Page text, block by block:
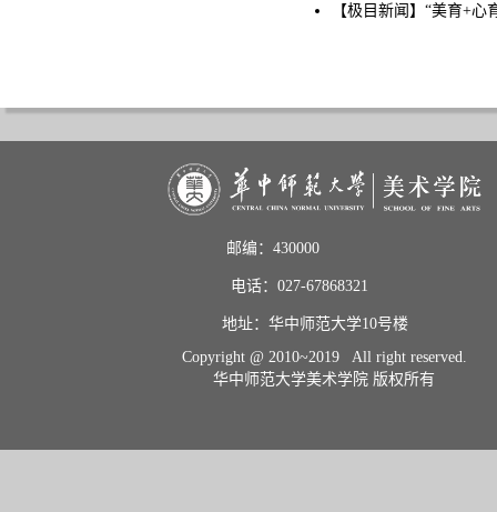
【极目新闻】“美育+
邮编：430000
电话：027-67868321
地址：华中师范大学10号楼
Copyright @ 2010~2019 All right reserved.
华中师范大学美术学院 版权所有